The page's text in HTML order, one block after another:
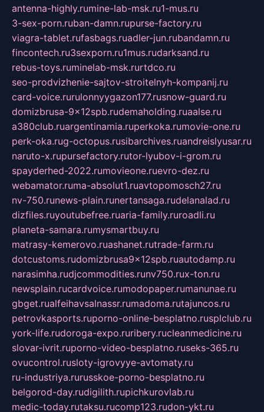
antenna-highly.rumine-lab-msk.ru1-mus.ru
3-sex-porn.ruban-damn.rupurse-factory.ru
viagra-tablet.rufasbags.ruadler-jun.rubandamn.ru
fincontech.ru3sexporn.ru1mus.rudarksand.ru
rebus-toys.ruminelab-msk.rurtdco.ru
seo-prodvizhenie-sajtov-stroitelnyh-kompanij.ru
card-voice.rurulonnyygazon177.rusnow-guard.ru
domizbrusa-9x12spb.rudemaholding.ruaalse.ru
a380club.ruargentinamia.ruperkoka.rumovie-one.ru
perk-oka.rug-octopus.rusibarchives.ruandreislyusar.ru
naruto-x.rupursefactory.rutor-lyubov-i-grom.ru
spayderhed-2022.rumovieone.ruevro-dez.ru
webamator.ruma-absolut1.ruavtopomosch27.ru
nv-750.runews-plain.runertansaga.rudelanalad.ru
dizfiles.ruyoutubefree.ruaria-family.ruroadli.ru
planeta-samara.rumysmartbuy.ru
matrasy-kemerovo.ruashanet.rutrade-farm.ru
dotcustoms.rudomizbrusa9x12spb.ruautodamp.ru
narasimha.rudjcommodities.runv750.rux-ton.ru
newsplain.rucardvoice.rumodopaper.rumanunae.ru
gbget.rualfeihavsalnassr.rumadoma.rutajuncos.ru
petrovkasports.ruporno-online-besplatno.rusplclub.ru
york-life.rudoroga-expo.ruribery.rucleanmedicine.ru
slovar-ivrit.ruporno-video-besplatno.ruseks-365.ru
ovucontrol.rusloty-igrovyye-avtomaty.ru
ru-industriya.rurusskoe-porno-besplatno.ru
belgorod-day.rudigilith.rupichkurovlab.ru
medic-today.rutaksu.rucomp123.rudon-ykt.ru